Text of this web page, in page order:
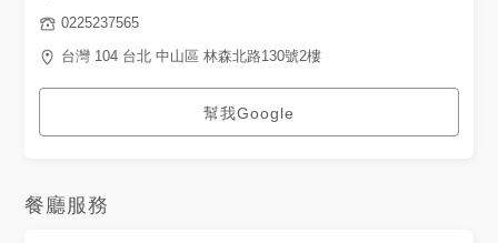
0225237565
台灣 104‎ 台北‎ 中山區 林森北路130號2樓
幫我Google
餐廳服務